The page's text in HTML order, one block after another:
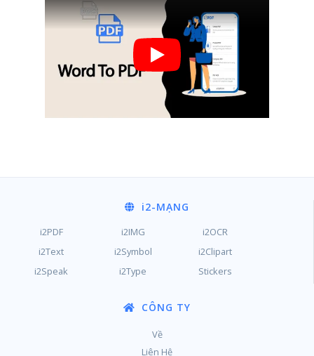
i2-MẠNG
i2PDF i2IMG
i2OCR
i2Text
i2Symbol
i2Clipart
i2Speak
i2Type Stickers
CÔNG TY
Về
Liên Hệ